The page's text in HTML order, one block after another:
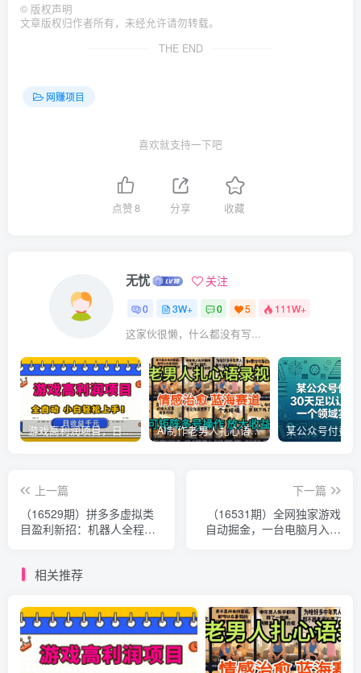
© 版权声明
文章版权归作者所有，未经允许请勿转载。
THE END
网赚项目
喜欢就支持一下吧
点赞8 分享 收藏
无忧 关注
0 3W+ 0 5 111W+
这家伙很懒，什么都没有写...
游戏高利润项目，日收益1k+，全自动，无需值守，解放双手，小白轻松上手【揭秘】 AI制作老男人扎心语录，5分钟一条，操作简单，流量非常大，保姆级教程
上一篇
（16529期）拼多多虚拟类
目盈利新招：机器人全程包
下一篇
（16531期）全网独家游戏
自动掘金，一台电脑月入万
相关推荐